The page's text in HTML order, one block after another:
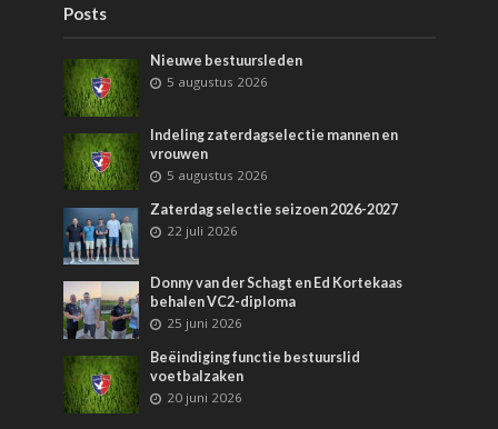
Posts
Nieuwe bestuursleden
5 augustus 2026
Indeling zaterdagselectie mannen en
vrouwen
5 augustus 2026
Zaterdag selectie seizoen 2026-2027
22 juli 2026
Donny van der Schagt en Ed Kortekaas
behalen VC2-diploma
25 juni 2026
Beëindiging functie bestuurslid
voetbalzaken
20 juni 2026